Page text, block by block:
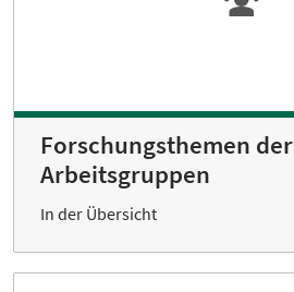
Forschungsthemen der
Arbeitsgruppen
In der Übersicht